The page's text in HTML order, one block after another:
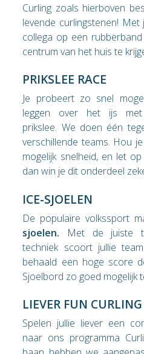
Curling zoals hierboven
levende curlingstenen!
collega op een
centrum van het huis te
PRIKSLEE RACE
Je probeert zo snel
leggen over het ijs met
prikslee. We doen één
verschillende teams. Hou
mogelijk snelheid, en let
dan win je dit onderdeel
ICE-SJOELEN
De populaire volkssport
sjoelen. Met de juiste
techniek scoort jullie
behaald een hoge score
Sjoelbord zo goed mogelijk
LIEVER FUN CURLING
Spelen jullie liever een
naar ons programma